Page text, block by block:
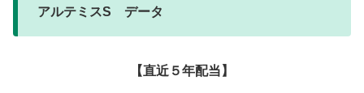
アルテミスS データ
【直近５年配当】